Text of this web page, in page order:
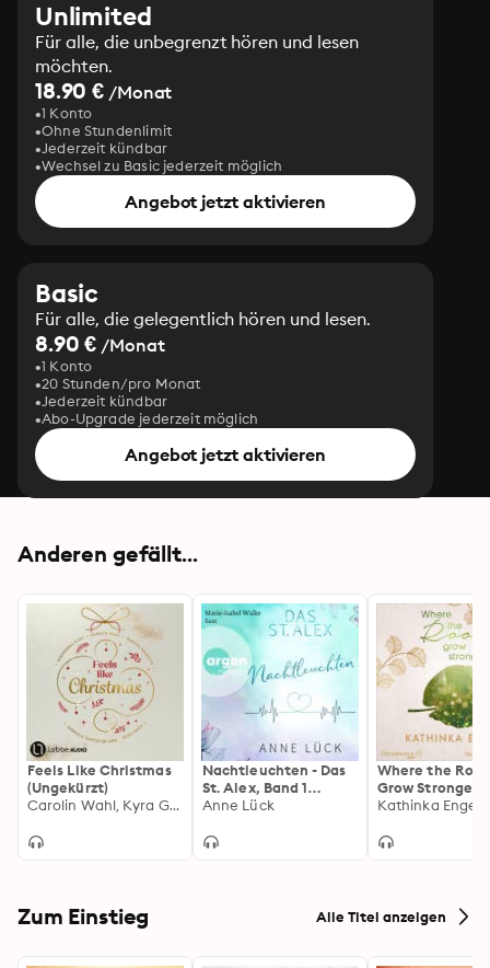
Unlimited
Für alle, die unbegrenzt hören und lesen
möchten.
18.90 € /Monat
1 Konto
Ohne Stundenlimit
Jederzeit kündbar
Wechsel zu Basic jederzeit möglich
Angebot jetzt aktivieren
Basic
Für alle, die gelegentlich hören und lesen.
8.90 € /Monat
1 Konto
20 Stunden/pro Monat
Jederzeit kündbar
Abo-Upgrade jederzeit möglich
Angebot jetzt aktivieren
Anderen gefällt...
Feels Like Christmas
(Ungekürzt)
Carolin Wahl, Kyra Groh, Marina Neumeier, Alexandra Flint, Gabriella Santos de Lima
Nachtleuchten - Das
St. Alex, Band 1
(Ungekürzte Lesung)
Anne Lück
Where the
Grow Stronger
(Shetland-
Kathinka Engel
Zum Einstieg Alle Titel anzeigen